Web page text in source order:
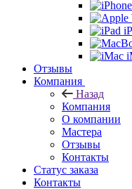
Отзывы
Компания
Назад
Компания
О компании
Мастера
Отзывы
Контакты
Статус заказа
Контакты